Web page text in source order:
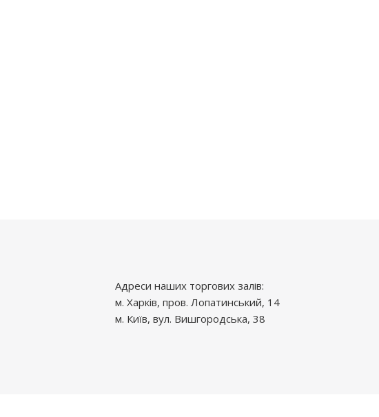
Адреси наших торгових залів:
м. Харків, пров. Лопатинський, 14
м. Київ, вул. Вишгородська, 38